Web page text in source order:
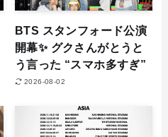
BTS スタンフォード公演
開幕✨ グクさんがとうと
う言った “スマホ多すぎ”
2026-08-02